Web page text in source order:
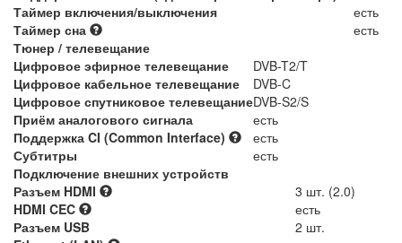
Таймер включения/выключения
есть
Таймер сна
есть
Тюнер / телевещание
Цифровое эфирное телевещание
DVB-T2/T
Цифровое кабельное телевещание
DVB-C
Цифровое спутниковое телевещаниеDVB-S2/S
Приём аналогового сигнала
есть
Поддержка CI (Common Interface)
есть
Субтитры
есть
Подключение внешних устройств
Разъем HDMI
3 шт. (2.0)
HDMI CEC
есть
Разъем USB
2 шт.